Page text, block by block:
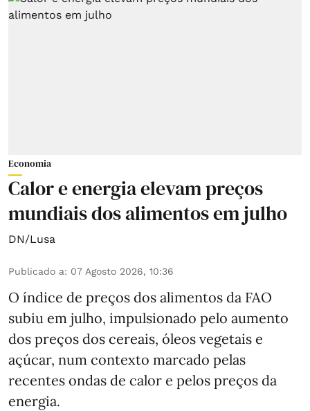
Economia
Calor e energia elevam preços
mundiais dos alimentos em julho
DN/Lusa
Publicado a: 07 Agosto 2026, 10:36
O índice de preços dos alimentos da FAO
subiu em julho, impulsionado pelo aumento
dos preços dos cereais, óleos vegetais e
açúcar, num contexto marcado pelas
recentes ondas de calor e pelos preços da
energia.